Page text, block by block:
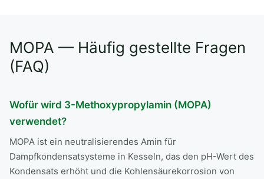
MOPA — Häufig gestellte Fragen
(FAQ)
Wofür wird 3-Methoxypropylamin (MOPA)
verwendet?
MOPA ist ein neutralisierendes Amin für
Dampfkondensatsysteme in Kesseln, das den pH-Wert des
Kondensats erhöht und die Kohlensäurekorrosion von